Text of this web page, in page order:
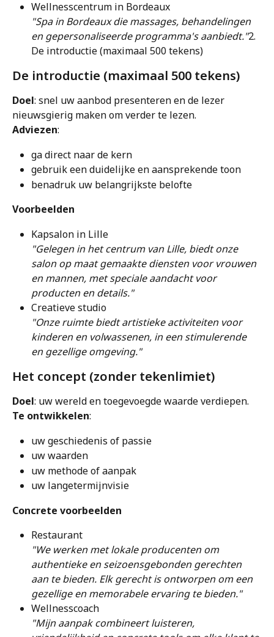
Wellnesscentrum in Bordeaux
"Spa in Bordeaux die massages, behandelingen
en gepersonaliseerde programma's aanbiedt."2.
De introductie (maximaal 500 tekens)
De introductie (maximaal 500 tekens)
Doel: snel uw aanbod presenteren en de lezer
nieuwsgierig maken om verder te lezen.
Adviezen:
ga direct naar de kern
gebruik een duidelijke en aansprekende toon
benadruk uw belangrijkste belofte
Voorbeelden
Kapsalon in Lille
"Gelegen in het centrum van Lille, biedt onze
salon op maat gemaakte diensten voor vrouwen
en mannen, met speciale aandacht voor
producten en details."
Creatieve studio
"Onze ruimte biedt artistieke activiteiten voor
kinderen en volwassenen, in een stimulerende
en gezellige omgeving."
Het concept (zonder tekenlimiet)
Doel: uw wereld en toegevoegde waarde verdiepen.
Te ontwikkelen:
uw geschiedenis of passie
uw waarden
uw methode of aanpak
uw langetermijnvisie
Concrete voorbeelden
Restaurant
"We werken met lokale producenten om
authentieke en seizoensgebonden gerechten
aan te bieden. Elk gerecht is ontworpen om een
gezellige en memorabele ervaring te bieden."
Wellnesscoach
"Mijn aanpak combineert luisteren,